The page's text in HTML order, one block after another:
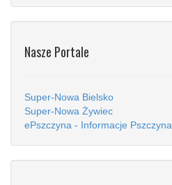
Nasze Portale
Super-Nowa Bielsko
Super-Nowa Żywiec
ePszczyna - Informacje Pszczyna